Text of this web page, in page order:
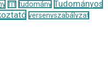
TIT tudomány Tudományos
versenyszabályzat